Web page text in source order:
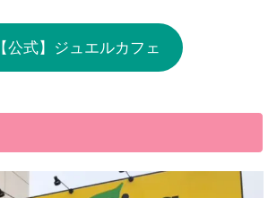
【公式】ジュエルカフェ